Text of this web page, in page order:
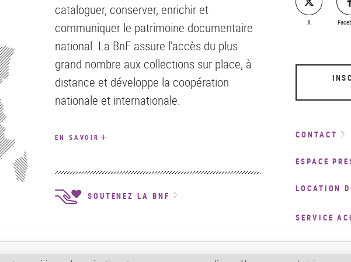
cataloguer, conserver, enrichir et
communiquer le patrimoine documentaire
national. La BnF assure l’accès du plus
grand nombre aux collections sur place, à
distance et développe la coopération
nationale et internationale.
EN SAVOIR
SOUTENEZ LA BNF
X
CONTACT
ESPACE
LOCATION
SERVICE